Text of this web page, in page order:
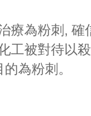
療為粉刺,
工被對待以
為粉刺。